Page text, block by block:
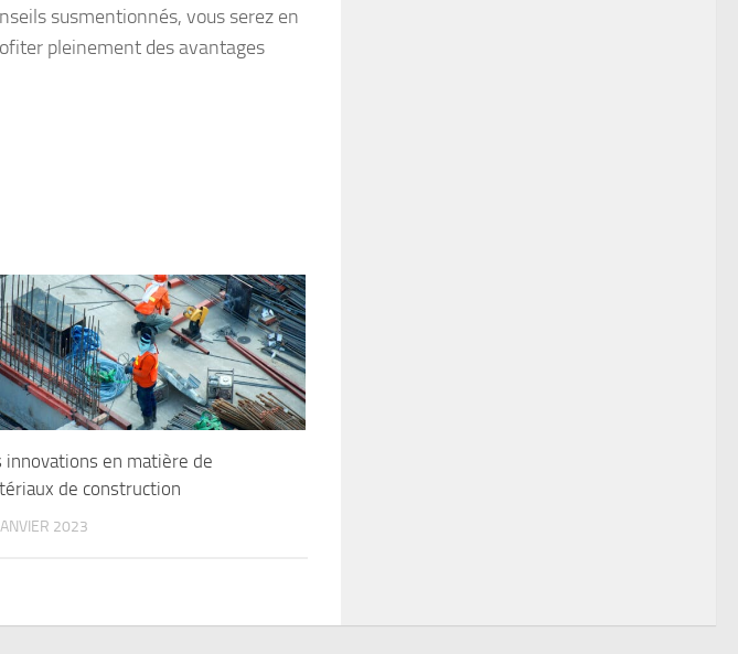
susmentionnés, vous serez en
pleinement des avantages
innovations en matière de
de construction
2023